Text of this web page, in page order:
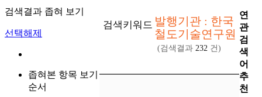
검색결과 좁혀 보기
선택해제
좁혀본 항목 보기
순서
검색키워드 발행기관 : 한국
철도기술연구원
(검색결과 232 건)
연
관
검
색
어
추
천